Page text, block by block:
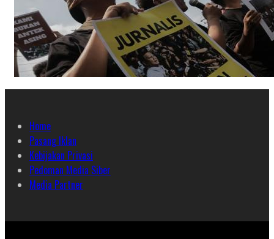
Home
Pasang Iklan
Kebijakan Privasi
Pedoman Media Siber
Media Partner